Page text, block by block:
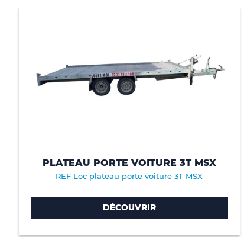
PLATEAU PORTE VOITURE 3T MSX
REF Loc plateau porte voiture 3T MSX
DÉCOUVRIR